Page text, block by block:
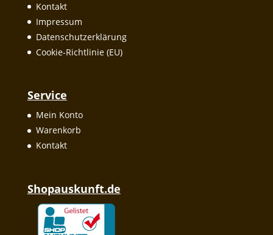
Kontakt
Impressum
Datenschutzerklärung
Cookie-Richtlinie (EU)
Service
Mein Konto
Warenkorb
Kontakt
Shopauskunft.de